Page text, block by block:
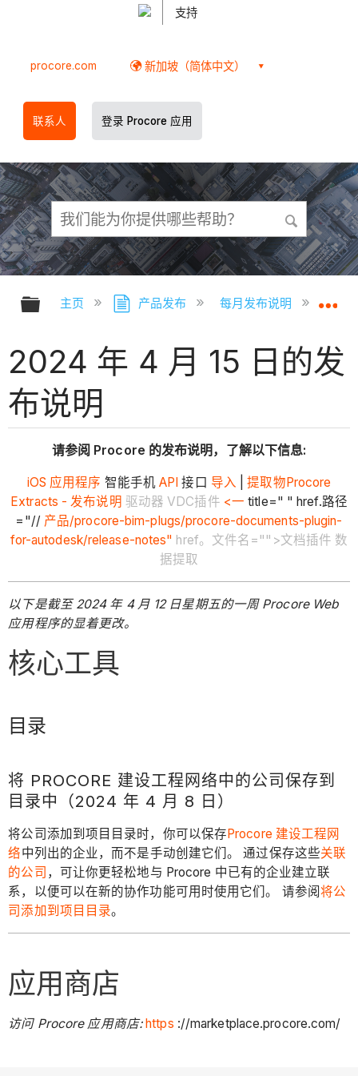
支持
procore.com 新加坡（简体中文）
联系人 登录 Procore 应用
扩展/隐缩全局层次
主页 产品发布 每月发布说明
2024 年 4 月 15 日的发
布说明
请参阅 Procore 的发布说明，了解以下信息:
iOS 应用程序 智能手机API 接口 导入 提取物Procore
Extracts - 发布说明 驱动器 VDC插件 <一 title=" " href.路径
="// 产品/procore-bim-plugs/procore-documents-plugin-
for-autodesk/release-notes" href。文件名="">文档插件 数
据提取
以下是截至 2024 年 4 月 12 日星期五的一周 Procore Web
应用程序的显着更改。
核心工具
目录
将 PROCORE 建设工程网络中的公司保存到
目录中（2024 年 4 月 8 日）
将公司添加到项目目录时，你可以保存Procore 建设工程网
络中列出的企业，而不是手动创建它们。 通过保存这些关联
的公司 ，可让你更轻松地与 Procore 中已有的企业建立联
系，以便可以在新的协作功能可用时使用它们。 请参阅将公
司添加到项目目录。
应用商店
访问 Procore 应用商店: https ://marketplace.procore.com/